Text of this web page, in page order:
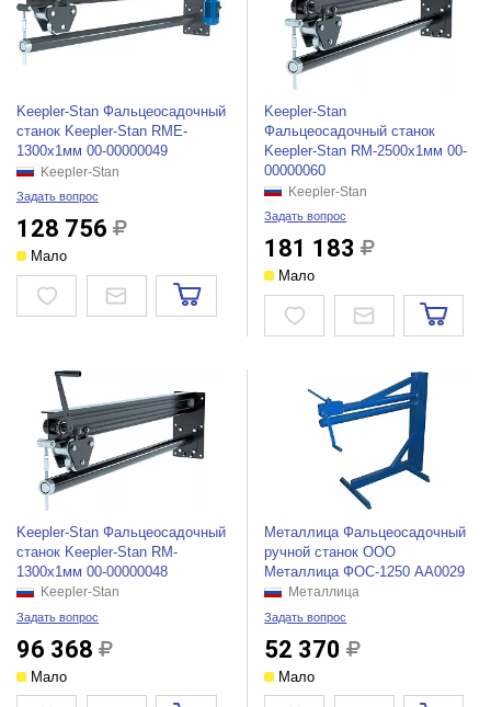
Keepler-Stan Фальцеосадочный
станок Keepler-Stan RME-
1300x1мм 00-00000049
Keepler-Stan
Задать вопрос
128 756
Мало
Keepler-Stan
Фальцеосадочный станок
Keepler-Stan RM-2500x1мм 00-
00000060
Keepler-Stan
Задать вопрос
181 183
Мало
Keepler-Stan Фальцеосадочный
станок Keepler-Stan RM-
1300x1мм 00-00000048
Keepler-Stan
Задать вопрос
96 368
Мало
Металлица Фальцеосадочный
ручной станок ООО
Металлица ФОС-1250 АА0029
Металлица
Задать вопрос
52 370
Мало